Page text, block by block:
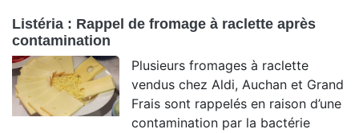
Listéria : Rappel de fromage à raclette après
contamination
Plusieurs fromages à raclette
vendus chez Aldi, Auchan et Grand
Frais sont rappelés en raison d’une
contamination par la bactérie